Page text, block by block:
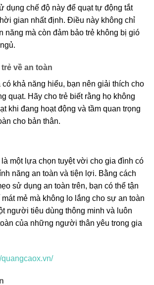
dụng chế độ này để quạt tự động tắt
gian nhất định. Điều này không chỉ
năng mà còn đảm bảo trẻ không bị gió
về an toàn
có khả năng hiểu, bạn nên giải thích cho
quạt. Hãy cho trẻ biết rằng họ không
khi đang hoạt động và tầm quan trọng
cho bản thân.
một lựa chọn tuyệt vời cho gia đình có
năng an toàn và tiện lợi. Bằng cách
sử dụng an toàn trên, bạn có thể tận
mẻ mà không lo lắng cho sự an toàn
người tiêu dùng thông minh và luôn
của những người thân yêu trong gia
quangcaox.vn/